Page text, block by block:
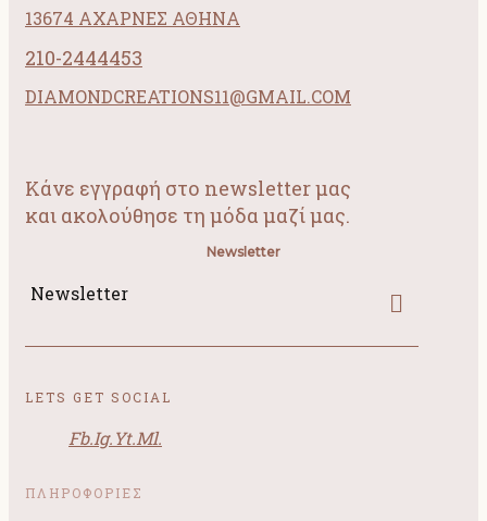
13674 ΑΧΑΡΝΕΣ ΑΘΗΝΑ
210-2444453
DIAMONDCREATIONS11@GMAIL.COM
Κάνε εγγραφή στο newsletter μας
και ακολούθησε τη μόδα μαζί μας.
Newsletter
Newsletter
LETS GET SOCIAL
Fb.Ig.Yt.Ml.
ΠΛΗΡΟΦΟΡΙΕΣ